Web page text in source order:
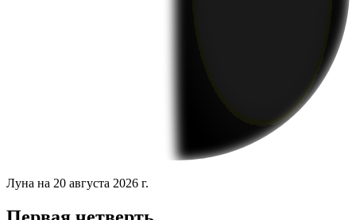
Луна на 20 августа 2026 г.